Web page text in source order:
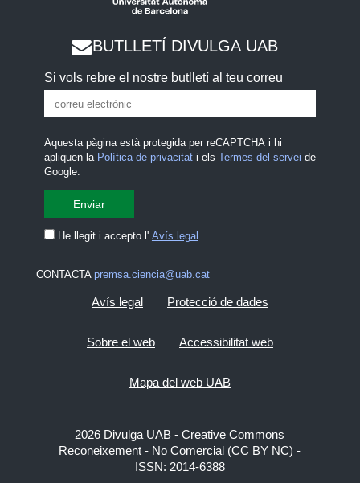
BUTLLETÍ DIVULGA UAB
Si vols rebre el nostre butlletí al teu correu
Aquesta pàgina està protegida per reCAPTCHA i hi
apliquen la Política de privacitati els Termes del servei de
Google.
He llegit i accepto l' Avís legal
CONTACTA premsa.ciencia@uab.cat
Avís legal Protecció de dades
Sobre el web Accessibilitat web
Mapa del web UAB
2026 Divulga UAB - Creative Commons
Reconeixement - No Comercial (CC BY NC) -
ISSN: 2014-6388